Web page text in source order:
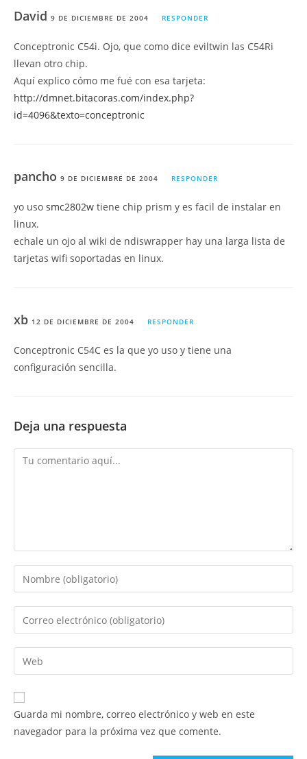
David 9 DE DICIEMBRE DE 2004 RESPONDER
Conceptronic C54i. Ojo, que como dice eviltwin las C54Ri
llevan otro chip.
Aquí explico cómo me fué con esa tarjeta:
http://dmnet.bitacoras.com/index.php?
id=4096&texto=conceptronic
pancho 9 DE DICIEMBRE DE 2004 RESPONDER
yo uso smc2802w tiene chip prism y es facil de instalar en
linux.
echale un ojo al wiki de ndiswrapper hay una larga lista de
tarjetas wifi soportadas en linux.
xb 12 DE DICIEMBRE DE 2004 RESPONDER
Conceptronic C54C es la que yo uso y tiene una
configuración sencilla.
Deja una respuesta
Comentario
Introduce
tu
nombre
de
usuario
para
comentar
Introduce
tu
dirección
de
electrónico
para
comentar
Introduce
la
URL
de
Guarda mi nombre, correo electrónico y web en este
navegador para la próxima vez que comente.